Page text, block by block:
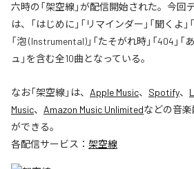
六時の「架空線」が配信開始された。今回
は、「はじめに」「リマインダー」「聞くよ」
「泡 (Instrumental)」「たそがれ時」「404」
ュ」を含む全10曲となっている。
なお「架空線」は、 Apple Music、 Spotify、
Music、 Amazon Music Unlimitedなどの音
ができる。
各配信サービス： 架空線